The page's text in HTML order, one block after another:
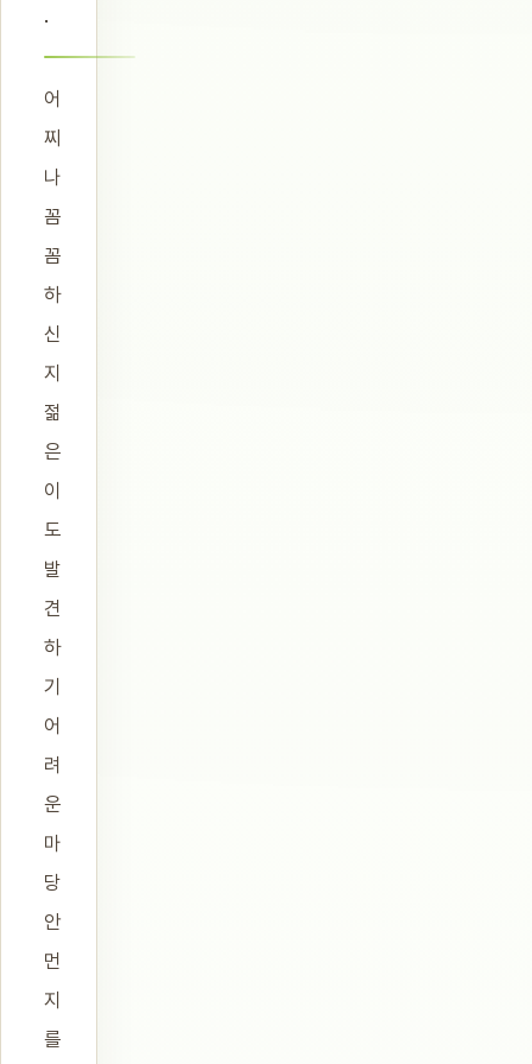
.
어
찌
나
꼼
꼼
하
신
지
젊
은
이
도
발
견
하
기
어
려
운
마
당
안
먼
지
를